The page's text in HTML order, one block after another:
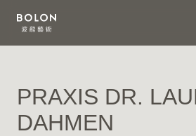
關於 BOLON
PRAXIS DR.
DAHMEN